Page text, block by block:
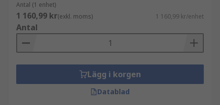
Antal (1 enhet)
1 160,99 kr(exkl. moms) 1 160,99 kr/enhet
Antal
Lägg i korgen
Datablad